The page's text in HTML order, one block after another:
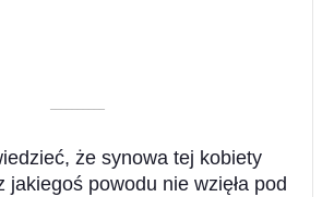
––––––––––
że synowa tej kobiety
jakiegoś powodu nie wzięła pod